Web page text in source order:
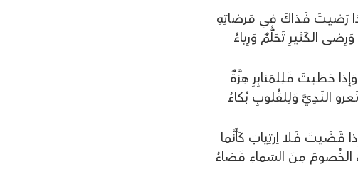
رَضـيـتَ فَـذاكَ في مَرضاتِهِ
وَرِضـى الـكَـثـيـرِ تَحَلُّمٌ وَرِياءُ
وَإِذا خَـطَـبـتَ فَـلِـلمَنابِرِ هِزَّةٌ
الـنَـدِيَّ وَلِـلقُلوبِ بُكاءُ
قَـضَـيـتَ فَـلا اِرتِيابَ كَأَنَّما
الـخُصومَ مِنَ السَماءِ قَضاءُ